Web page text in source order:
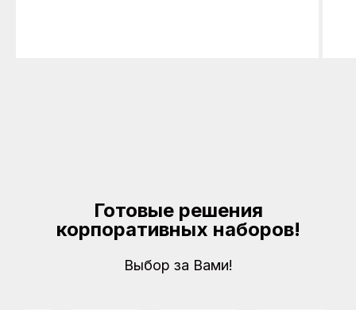
Готовые решения
корпоративных наборов!
Выбор за Вами!